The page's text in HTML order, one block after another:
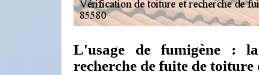
L'usage de fumigène :
recherche de fuite de toiture